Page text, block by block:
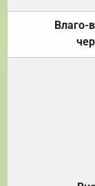
Влаго-